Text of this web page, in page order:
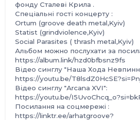
фонду Сталеві Крила .
Спеціальні гості концерту :
Ortum (groove death metal,Kyiv)
Statist (grindviolence,Kyiv)
Social Parasites ( thrash metal,Kyiv)
Альбом можно послухати за
https://album.link/hzd0bfbsnz9fs
Відео синглу "Наша Хода
https://youtu.be/
Відео синглу "Arcana XVI":
https://youtu.be/
Посилання на соцмережі :
https://linktr.ee/arhatgroove?